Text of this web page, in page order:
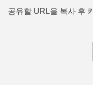
공유할 URL을 복사 후